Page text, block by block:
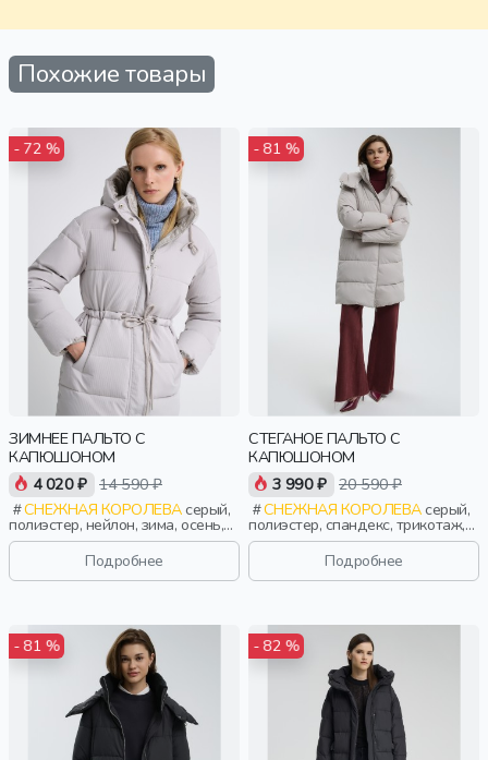
Похожие товары
- 72 %
ЗИМНЕЕ ПАЛЬТО С
КАПЮШОНОМ
4 020 ₽ 14 590 ₽
СНЕЖНАЯ КОРОЛЕВАсерый,
полиэстер, нейлон, зима, осень,
россия, капюшон, застежка,
утепленные, стеганые,
приталенные, кнопки, прорези,
карман, кулиска, воротник, пояс,
Подробнее
- 81 %
СТЕГАНОЕ ПАЛЬТО С
КАПЮШОНОМ
3 990 ₽ 20 590 ₽
СНЕЖНАЯ КОРОЛЕВАсерый,
полиэстер, спандекс, трикотаж,
зима, осень, россия, прямые,
капюшон, застежка, утепленные,
стеганые, прорези, карман,
женщины, взрослые
Подробнее
- 81 % - 82 %